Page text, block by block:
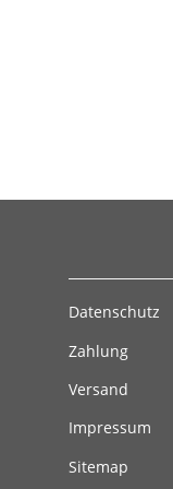
Datenschutz
Zahlung
Versand
Impressum
Sitemap